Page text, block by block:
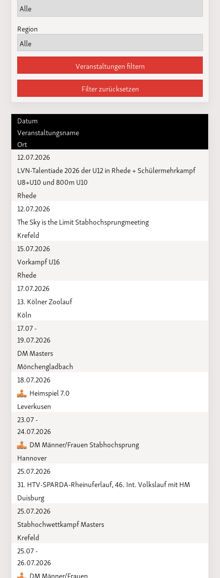
Region
Veranstaltungen filtern
Filter zurücksetzen
Datum
Veranstaltungsname
Ort
12.07.2026
LVN-Talentiade 2026 der U12 in Rhede + Schülermehrkampf
U8+U10 und 800m U10
Rhede
12.07.2026
The Sky is the Limit Stabhochsprungmeeting
Krefeld
15.07.2026
Vorkampf U16
Rhede
17.07.2026
13. Kölner Zoolauf
Köln
17.07 -
19.07.2026
DM Masters
Mönchengladbach
18.07.2026
Heimspiel 7.0
Leverkusen
23.07 -
24.07.2026
DM Männer/Frauen Stabhochsprung
Hannover
25.07.2026
31. HTV-SPARDA-Rheinuferlauf, 46. Int. Volkslauf mit HM
Duisburg
25.07.2026
Stabhochwettkampf Masters
Krefeld
25.07 -
26.07.2026
DM Männer/Frauen